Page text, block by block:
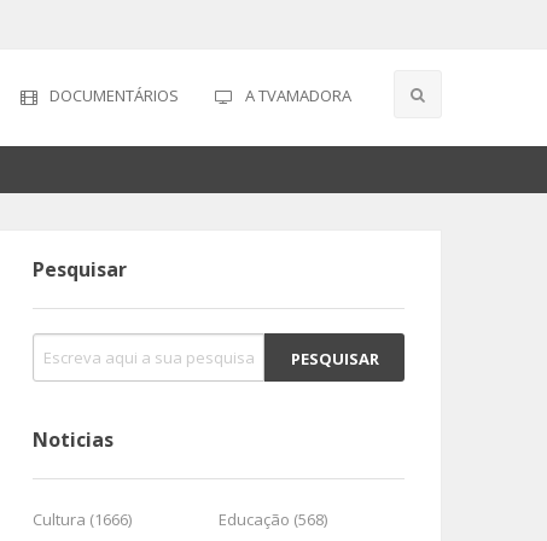
DOCUMENTÁRIOS A TVAMADORA
Pesquisar
Noticias
Cultura (1666)
Educação (568)